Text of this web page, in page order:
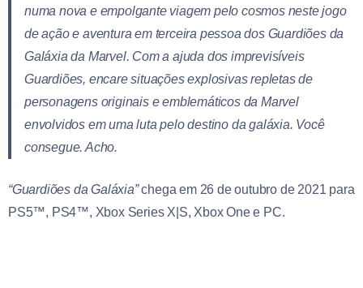
numa nova e empolgante viagem pelo cosmos neste jogo
de ação e aventura em terceira pessoa dos Guardiões da
Galáxia da Marvel. Com a ajuda dos imprevisíveis
Guardiões, encare situações explosivas repletas de
personagens originais e emblemáticos da Marvel
envolvidos em uma luta pelo destino da galáxia. Você
consegue. Acho.
“Guardiões da Galáxia”chega em 26 de outubro de 2021 para
PS5™, PS4™, Xbox Series X|S, Xbox One e PC.